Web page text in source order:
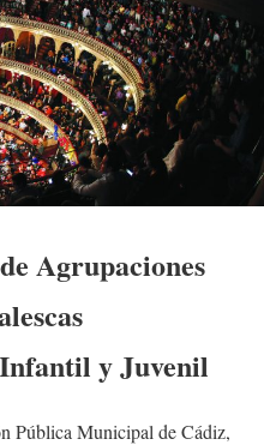
Agrupaciones
y Juvenil
Pública Municipal de Cádiz,